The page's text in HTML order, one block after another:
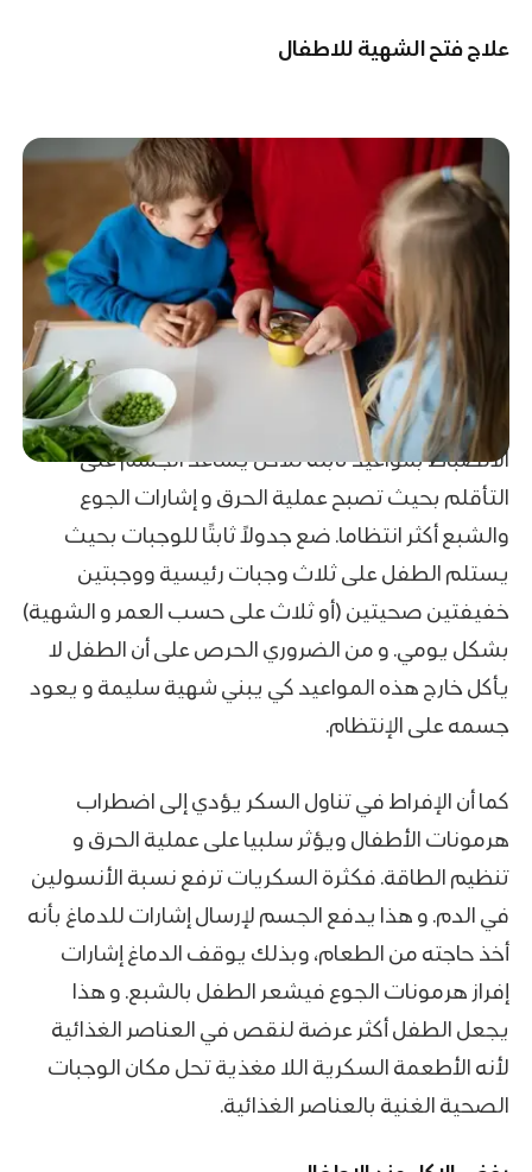
علاج فتح الشهية للاطفال
الانضباط بمواعيد ثابتة للأكل يساعد الجسم على
التأقلم بحيث تصبح عملية الحرق و إشارات الجوع
والشبع أكثر انتظاما. ضع جدولاً ثابتًا للوجبات بحيث
يستلم الطفل على ثلاث وجبات رئيسية ووجبتين
خفيفتين صحيتين (أو ثلاث على حسب العمر و الشهية)
بشكل يومي. و من الضروري الحرص على أن الطفل لا
يأكل خارج هذه المواعيد كي يبني شهية سليمة و يعود
جسمه على الإنتظام.
كما أن الإفراط في تناول السكر يؤدي إلى اضطراب
هرمونات الأطفال ويؤثر سلبيا على عملية الحرق و
تنظيم الطاقة. فكثرة السكريات ترفع نسبة الأنسولين
في الدم. و هذا يدفع الجسم لإرسال إشارات للدماغ بأنه
أخذ حاجته من الطعام، وبذلك يوقف الدماغ إشارات
إفراز هرمونات الجوع فيشعر الطفل بالشبع. و هذا
يجعل الطفل أكثر عرضة لنقص في العناصر الغذائية
لأنه الأطعمة السكرية اللا مغذية تحل مكان الوجبات
الصحية الغنية بالعناصر الغذائية.